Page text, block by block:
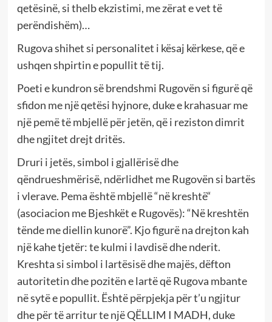
qetësinë, si thelb ekzistimi, me zërat e vet të
perëndishëm)…
Rugova shihet si personalitet i kësaj kërkese, që e
ushqen shpirtin e popullit të tij.
Poeti e kundron së brendshmi Rugovën si figurë që
sfidon me një qetësi hyjnore, duke e krahasuar me
një pemë të mbjellë për jetën, që i reziston dimrit
dhe ngjitet drejt dritës.
Druri i jetës, simbol i gjallërisë dhe
qëndrueshmërisë, ndërlidhet me Rugovën si bartës
i vlerave. Pema është mbjellë “në kreshtë“
(asociacion me Bjeshkët e Rugovës): “Në kreshtën
tënde me diellin kunorë”. Kjo figurë na drejton kah
një kahe tjetër: te kulmi i lavdisë dhe nderit.
Kreshta si simbol i lartësisë dhe majës, dëfton
autoritetin dhe pozitën e lartë që Rugova mbante
në sytë e popullit. Është përpjekja për t’u ngjitur
dhe për të arritur te një QËLLIM I MADH, duke